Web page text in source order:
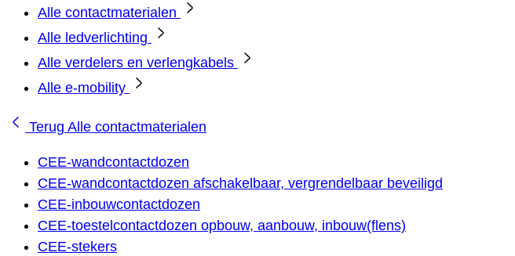
Alle contactmaterialen
Alle ledverlichting
Alle verdelers en verlengkabels
Alle e-mobility
Terug Alle contactmaterialen
CEE-wandcontactdozen
CEE-wandcontactdozen afschakelbaar, vergrendelbaar beveiligd
CEE-inbouwcontactdozen
CEE-toestelcontactdozen opbouw, aanbouw, inbouw(flens)
CEE-stekers